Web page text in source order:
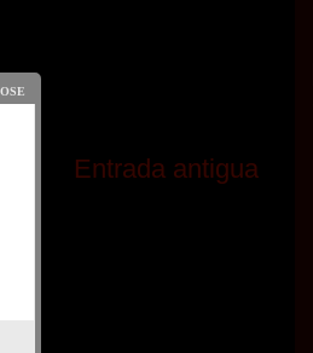
Entrada antigua